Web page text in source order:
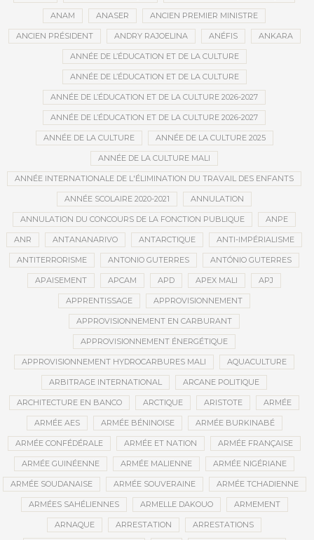
ANAM ANASER ANCIEN PREMIER MINISTRE
ANCIEN PRÉSIDENT ANDRY RAJOELINA ANÉFIS ANKARA
ANNÉE DE L’ÉDUCATION ET DE LA CULTURE
ANNÉE DE L’ÉDUCATION ET DE LA CULTURE
ANNÉE DE L’ÉDUCATION ET DE LA CULTURE 2026-2027
ANNÉE DE L’ÉDUCATION ET DE LA CULTURE 2026-2027
ANNÉE DE LA CULTURE ANNÉE DE LA CULTURE 2025
ANNÉE DE LA CULTURE MALI
ANNÉE INTERNATIONALE DE L'ÉLIMINATION DU TRAVAIL DES ENFANTS
ANNÉE SCOLAIRE 2020-2021 ANNULATION
ANNULATION DU CONCOURS DE LA FONCTION PUBLIQUE ANPE
ANR ANTANANARIVO ANTARCTIQUE ANTI-IMPÉRIALISME
ANTITERRORISME ANTONIO GUTERRES ANTÓNIO GUTERRES
APAISEMENT APCAM APD APEX MALI APJ
APPRENTISSAGE APPROVISIONNEMENT
APPROVISIONNEMENT EN CARBURANT
APPROVISIONNEMENT ÉNERGÉTIQUE
APPROVISIONNEMENT HYDROCARBURES MALI AQUACULTURE
ARBITRAGE INTERNATIONAL ARCANE POLITIQUE
ARCHITECTURE EN BANCO ARCTIQUE ARISTOTE ARMÉE
ARMÉE AES ARMÉE BÉNINOISE ARMÉE BURKINABÉ
ARMÉE CONFÉDÉRALE ARMÉE ET NATION ARMÉE FRANÇAISE
ARMÉE GUINÉENNE ARMÉE MALIENNE ARMÉE NIGÉRIANE
ARMÉE SOUDANAISE ARMÉE SOUVERAINE ARMÉE TCHADIENNE
ARMÉES SAHÉLIENNES ARMELLE DAKOUO ARMEMENT
ARNAQUE ARRESTATION ARRESTATIONS